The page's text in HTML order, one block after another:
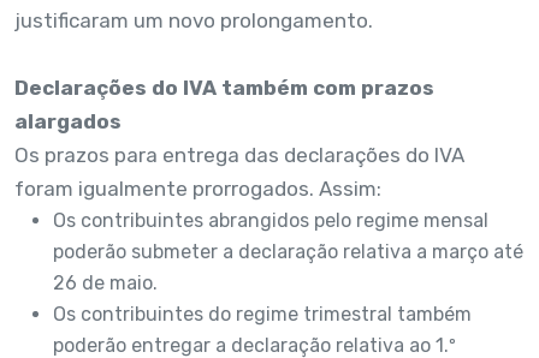
justificaram um novo prolongamento.
Declarações do IVA também com prazos
alargados
Os prazos para entrega das declarações do IVA
foram igualmente prorrogados. Assim:
Os contribuintes abrangidos pelo regime mensal
poderão submeter a declaração relativa a março até
26 de maio.
Os contribuintes do regime trimestral também
poderão entregar a declaração relativa ao 1.º